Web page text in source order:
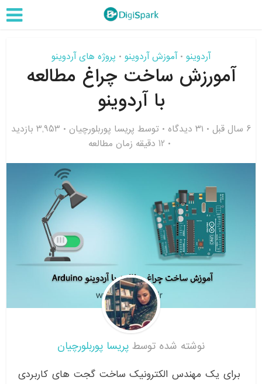
آردوینو • آموزش آردوینو • پروژه های آردوینو
آمورزش ساخت چراغ مطالعه
با آردوینو
6 سال قبل ۳۱ دیدگاه توسط پریسا پوربلورچیان
3,953 بازدید
12 دقیقه زمان مطالعه
نوشته شده توسط پریسا پوربلورچیان
برای یک مهندس الکترونیک ساخت گجت های کاربردی